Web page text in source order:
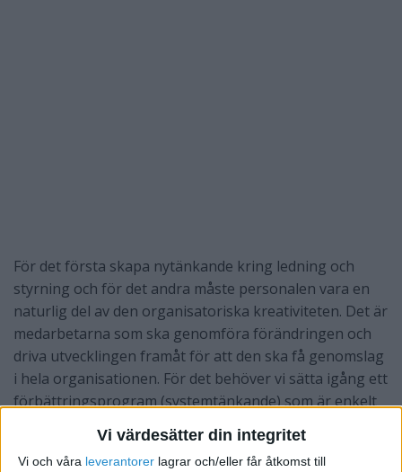
Vi värdesätter din integritet
Vi och våra leverantorer lagrar och/eller får åtkomst till
För det första skapa nytänkande kring ledning och
styrning och för det andra måste personalen vara en
naturlig del av den organisatoriska kreativiteten. Det är
medarbetarna som ska genomföra förändringen och
driva utvecklingen framåt för att den ska få genomslag
i hela organisationen. För det behöver vi sätta igång ett
förbättringsprogram (systemtänkande) som är enkelt
ändå inte leder någon vart. Sätt igång redan idag!